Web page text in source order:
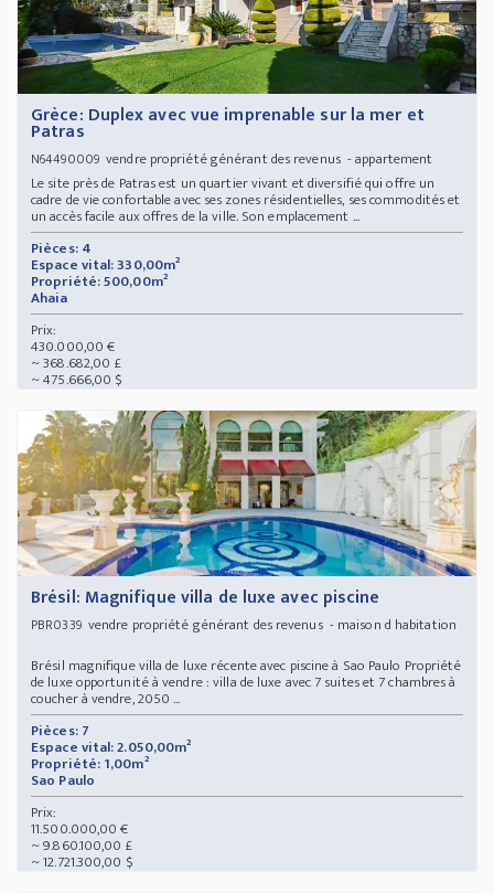
Grèce: Duplex avec vue imprenable sur la mer et
Patras
N64490009vendre propriété générant des revenus - appartement
Le site près de Patras est un quartier vivant et diversifié qui offre un
cadre de vie confortable avec ses zones résidentielles, ses commodités et
un accès facile aux offres de la ville. Son emplacement ...
Pièces: 4
Espace vital: 330,00m²
Propriété: 500,00m²
Ahaia
Prix:
430.000,00 €
~ 368.682,00 £
~ 475.666,00 $
Brésil: Magnifique villa de luxe avec piscine
PBR0339vendre propriété générant des revenus - maison d habitation
Brésil magnifique villa de luxe récente avec piscine à Sao Paulo Propriété
de luxe opportunité à vendre : villa de luxe avec 7 suites et 7 chambres à
coucher à vendre, 2050 ...
Pièces: 7
Espace vital: 2.050,00m²
Propriété: 1,00m²
Sao Paulo
Prix:
11.500.000,00 €
~ 9.860.100,00 £
~ 12.721.300,00 $